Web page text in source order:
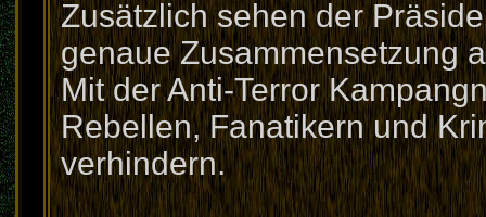
Zusätzlich sehen der
genaue Zusammensetzung
Mit der Anti-Terror
Rebellen, Fanatikern und
verhindern.